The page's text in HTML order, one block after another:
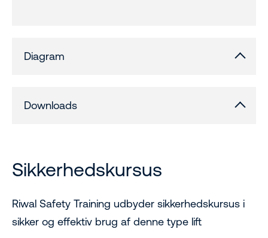
Diagram
Downloads
Sikkerhedskursus
Riwal Safety Training udbyder sikkerhedskursus i
sikker og effektiv brug af denne type lift